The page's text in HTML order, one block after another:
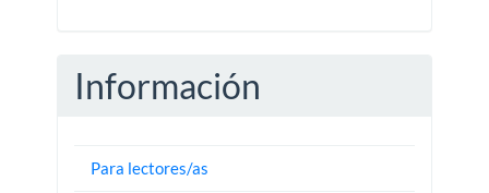
Información
Para lectores/as